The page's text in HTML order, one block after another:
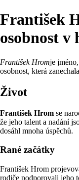
František
osobnost v
František Hromje
osobnost, která
Život
František Hrom se
že jeho talent a nadání
dosáhl mnoha úspěchů.
Rané začátky
František Hrom
rodiče podporovali jeho